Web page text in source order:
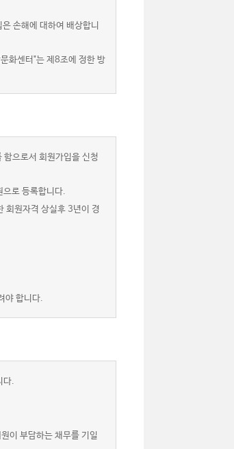
손해에 대하여 배상합니
화센터"는 제8조에 정한 방
으로서 회원가입을 신청
으로 등록합니다.
회원자격 상실후 3년이 경
야 합니다.
다.
이 부담하는 채무를 기일